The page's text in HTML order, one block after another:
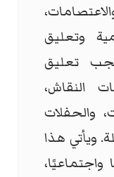
وتعليق
تعليق
النقاش،
والحفلات
ويأتي هذا
واجتماعيًا،